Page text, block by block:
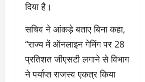
दिया है।
सचिव ने आंकड़े बताए बिना कहा,
‘‘राज्य में ऑनलाइन गेमिंग पर 28
प्रतिशत जीएसटी लगाने से विभाग
ने पर्याप्त राजस्व एकत्र किया